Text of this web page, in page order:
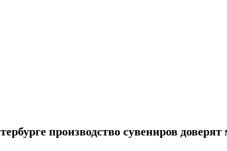
производство сувениров